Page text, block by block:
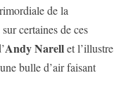
de la
certaines de ces
Andy Narellet l’illustre
bulle d’air faisant